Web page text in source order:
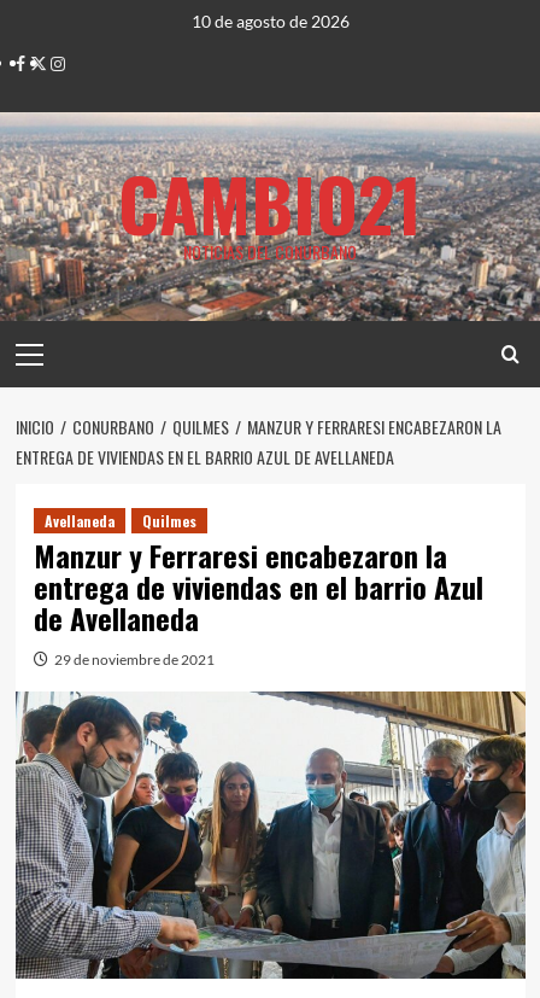
contenido
10 de agosto de 2026
Facebook
TwitterInstagram
CAMBIO21
NOTICIAS DEL CONURBANO
principal
INICIO CONURBANO QUILMES
MANZUR Y FERRARESI ENCABEZARON LA
ENTREGA DE VIVIENDAS EN EL BARRIO AZUL DE AVELLANEDA
Avellaneda Quilmes
Manzur y Ferraresi encabezaron la
entrega de viviendas en el barrio Azul
de Avellaneda
29 de noviembre de 2021